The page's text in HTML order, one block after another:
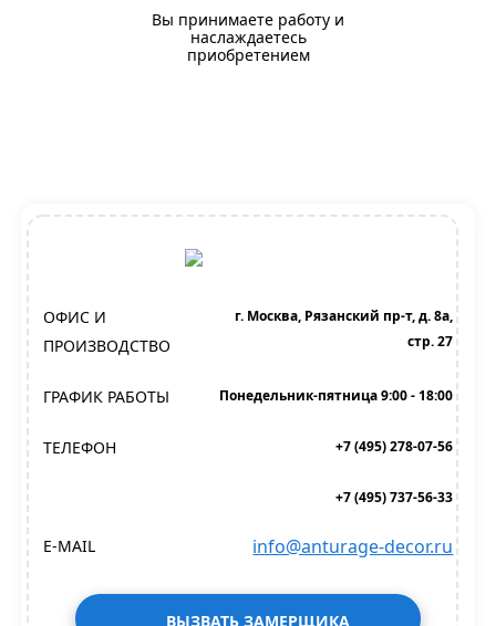
Вы принимаете работу и
наслаждаетесь
приобретением
ОФИС И
ПРОИЗВОДСТВО
г. Москва, Рязанский пр-т, д. 8а,
стр. 27
ГРАФИК РАБОТЫ Понедельник-пятница 9:00 - 18:00
ТЕЛЕФОН +7 (495) 278-07-56
+7 (495) 737-56-33
E-MAIL info@anturage-decor.ru
ВЫЗВАТЬ ЗАМЕРЩИКА